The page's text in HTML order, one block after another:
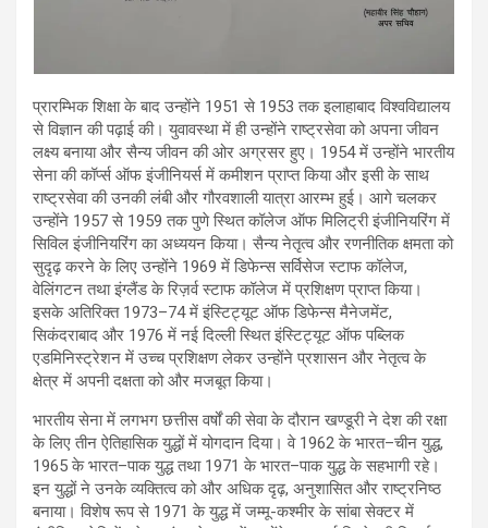
प्रारम्भिक शिक्षा के बाद उन्होंने 1951 से 1953 तक इलाहाबाद विश्वविद्यालय
से विज्ञान की पढ़ाई की। युवावस्था में ही उन्होंने राष्ट्रसेवा को अपना जीवन
लक्ष्य बनाया और सैन्य जीवन की ओर अग्रसर हुए। 1954 में उन्होंने भारतीय
सेना की कॉर्प्स ऑफ इंजीनियर्स में कमीशन प्राप्त किया और इसी के साथ
राष्ट्रसेवा की उनकी लंबी और गौरवशाली यात्रा आरम्भ हुई। आगे चलकर
उन्होंने 1957 से 1959 तक पुणे स्थित कॉलेज ऑफ मिलिट्री इंजीनियरिंग में
सिविल इंजीनियरिंग का अध्ययन किया। सैन्य नेतृत्व और रणनीतिक क्षमता को
सुदृढ़ करने के लिए उन्होंने 1969 में डिफेन्स सर्विसेज स्टाफ कॉलेज,
वेलिंगटन तथा इंग्लैंड के रिज़र्व स्टाफ कॉलेज में प्रशिक्षण प्राप्त किया।
इसके अतिरिक्त 1973–74 में इंस्टिट्यूट ऑफ डिफेन्स मैनेजमेंट,
सिकंदराबाद और 1976 में नई दिल्ली स्थित इंस्टिट्यूट ऑफ पब्लिक
एडमिनिस्ट्रेशन में उच्च प्रशिक्षण लेकर उन्होंने प्रशासन और नेतृत्व के
क्षेत्र में अपनी दक्षता को और मजबूत किया।
भारतीय सेना में लगभग छत्तीस वर्षों की सेवा के दौरान खण्डूरी ने देश की रक्षा
के लिए तीन ऐतिहासिक युद्धों में योगदान दिया। वे 1962 के भारत–चीन युद्ध,
1965 के भारत–पाक युद्ध तथा 1971 के भारत–पाक युद्ध के सहभागी रहे।
इन युद्धों ने उनके व्यक्तित्व को और अधिक दृढ़, अनुशासित और राष्ट्रनिष्ठ
बनाया। विशेष रूप से 1971 के युद्ध में जम्मू-कश्मीर के सांबा सेक्टर में